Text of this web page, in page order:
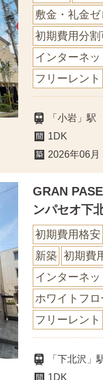
敷金・礼金ゼ
初期費用分割
インターネ
フリーレント
「小岩」
1DK
2026年06月
GRAN
ンパセオ下
初期費用格安
新築 初期費
インターネ
ホワイトフ
フリーレント
「下北沢
1DK